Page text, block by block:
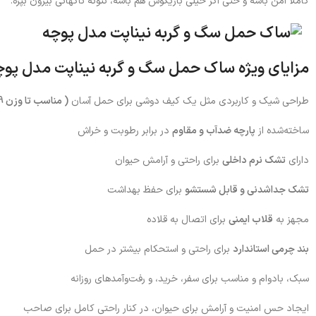
مزایای ویژهساک حمل سگ و گربه نیناپت مدل
طراحی شیک و کاربردی مثل یک کیف دوشی برای حمل آسان ( مناسب تا وزن 9 کیلوگرم ) ( ابعاد 50x35x26 سانتی متر )
ساخته‌شده از پارچه ضدآب و مقاوم در برابر رطوبت و خراش
دارای تشک نرم داخلی برای راحتی و آرامش حیوان
تشک جداشدنی و قابل شستشو برای حفظ بهداشت
مجهز به قلاب ایمنی برای اتصال به قلاده
بند چرمی استاندارد برای راحتی و استحکام بیشتر در حمل
سبک، بادوام و مناسب برای سفر، خرید، و رفت‌وآمدهای روزانه
ایجاد حس امنیت و آرامش برای حیوان، در کنار راحتی کامل برای صاحب